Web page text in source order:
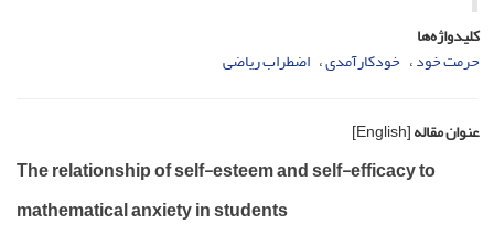
کلیدواژه‌ها
حرمت خود خودکارآمدی اضطراب ریاضی
عنوان مقاله[English]
The relationship of self-esteem and self-efficacy to
mathematical anxiety in students